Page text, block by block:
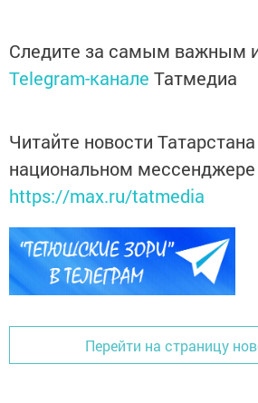
Следите за самым важным
Telegram-канале Татмедиа
Читайте новости
национальном
https://max.ru/tatmedia
Перейти на страницу